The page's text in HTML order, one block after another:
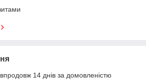
14 днів за домовленістю